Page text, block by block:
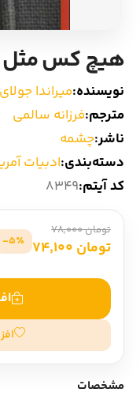
هیچ کس مثل
نویسنده:میراندا جولای
مترجم:فرزانه سالمی
ناشر:چشمه
دسته‌بندی:ادبیات
کد آیتم:8349
تومان 78,000
تومان 74,100 5٪-
مشخصات